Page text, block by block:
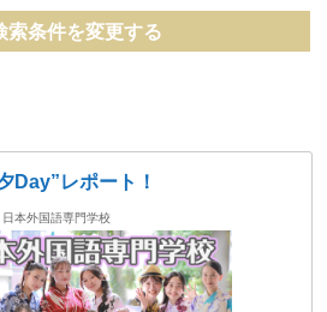
索条件を変更する
Day”レポート！
日本外国語専門学校